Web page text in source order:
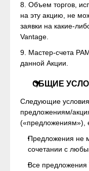
8. Объем торгов,
на эту акцию, не
заявки на какие-
Vantage.
9. Мастер-счета
данной Акции.
ОБЩИЕ
Следующие
предложениям/
(«предложениям»),
Предложения не
сочетании с
Все предложения